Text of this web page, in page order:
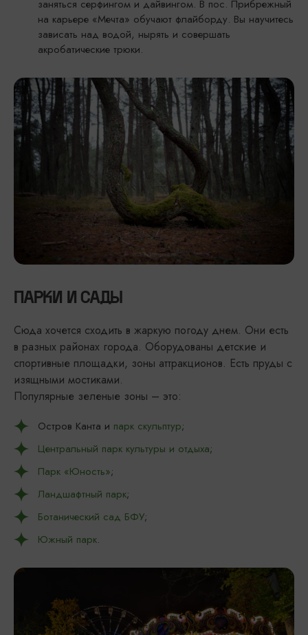
заняться серфингом и дайвингом. В пос. Прибрежный
на карьере «Мечта» обучают флайборду. Вы научитесь
зависать над водой, нырять и совершать
акробатические трюки.
ПАРКИ И САДЫ
Сюда хочется сходить в жаркую погоду днем. Они есть
в разных районах города. Оборудованы детские и
спортивные площадки, зоны аттракционов. Есть пруды с
изящными мостиками.
Популярные зеленые зоны – это:
Остров Канта и парк скульптур;
Центральный парк культуры и отдыха;
Парк «Юность»;
Ландшафтный парк;
Ботанический сад БФУ;
Южный парк.